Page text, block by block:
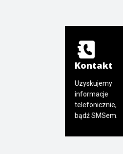
Kontakt
bądź SMSem.